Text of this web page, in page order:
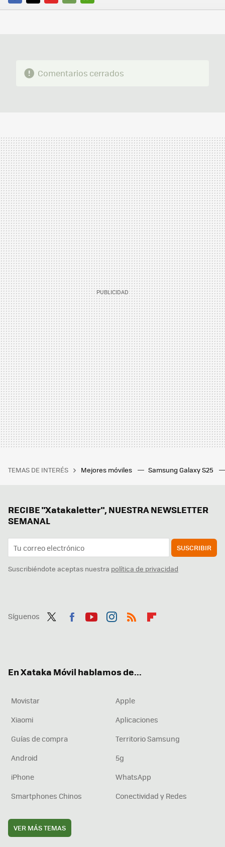
FACEBOOK
TWITTERFLIPBOARD
E-
WHATSAPP
Comentarios cerrados
TEMAS DE INTERÉS Mejores móviles Samsung Galaxy S25
RECIBE "Xatakaletter", NUESTRA NEWSLETTER
SEMANAL
SUSCRIBIR
Suscribiéndote aceptas nuestra política de privacidad
Síguenos
En Xataka Móvil hablamos de...
Movistar
Apple
Xiaomi
Aplicaciones
Guías de compra
Territorio Samsung
Android
5g
iPhone
WhatsApp
Smartphones Chinos
Conectividad y Redes
VER MÁS TEMAS